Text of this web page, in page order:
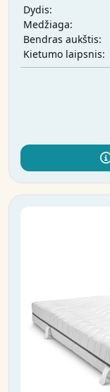
Dydis:
Medžiaga:
Bendras aukštis:
Kietumo laipsnis: